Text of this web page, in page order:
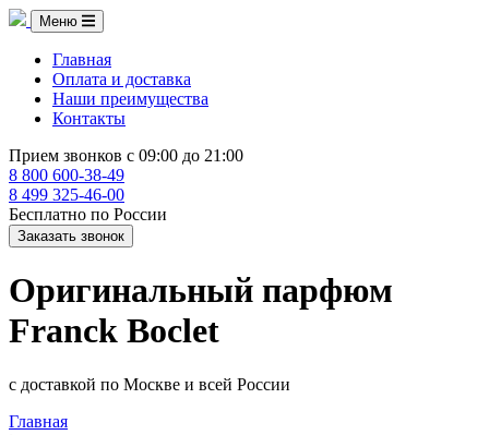
Меню
Главная
Оплата и доставка
Наши преимущества
Контакты
Прием звонков с 09:00 до 21:00
8 800 600-38-49
8 499 325-46-00
Бесплатно по России
Заказать звонок
Оригинальный парфюм
Franck Boclet
с доставкой по Москве и всей России
Главная